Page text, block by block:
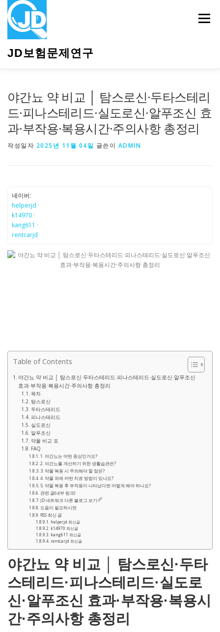
JD보험문제연구
메뉴
야간뇨 약 비교 │ 탐스로신·두타스테리
드·피나스테리드·실도로신·알푸조신 효
과·부작용·복용시간·주의사항 총정리
작성일자 2025년 11월 04일 글쓴이 ADMIN
네이버:
helperjd ·
k14970 ·
kang611 ·
rentcarjd
Table of Contents
야간뇨 약 비교 │ 탐스로신·두타스테리드·피나스테리드·실도로신·알푸조신
효과·부작용·복용시간·주의사항 총정리
목차
탐스로신
두타스테리드
피나스테리드
실도로신
알푸조신
약물 비교 표
FAQ
1. 야간뇨는 어떤 증상인가요?
2. 야간뇨를 개선하기 위한 생활습관은?
3. 약물 복용 시 주의해야 할 점은?
4. 약물 외에 어떤 치료 방법이 있나요?
5. 약물 복용 후 부작용이 나타났다면 어떻게 해야 하나요?
관련 글(내부 링크)
JD 네트워크 다른 블로그 보기
도움이 필요하시면
RSS 최신 글
helperjd 최신글
k14970 최신글
kang611 최신글
rentcarjd 최신글
야간뇨 약 비교 │ 탐스로신·두타
스테리드·피나스테리드·실도로
신·알푸조신 효과·부작용·복용시
간·주의사항 총정리